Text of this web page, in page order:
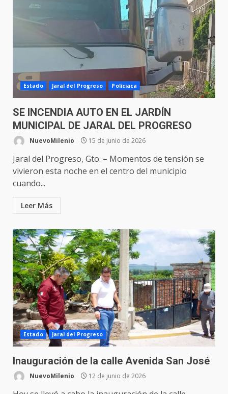
Estado Jaral del Progreso Policiaca
SE INCENDIA AUTO EN EL JARDÍN
MUNICIPAL DE JARAL DEL PROGRESO
NuevoMilenio 15 de junio de 2026
Jaral del Progreso, Gto. – Momentos de tensión se
vivieron esta noche en el centro del municipio
cuando...
Leer Más
Estado Jaral del Progreso
Inauguración de la calle Avenida San José
NuevoMilenio 12 de junio de 2026